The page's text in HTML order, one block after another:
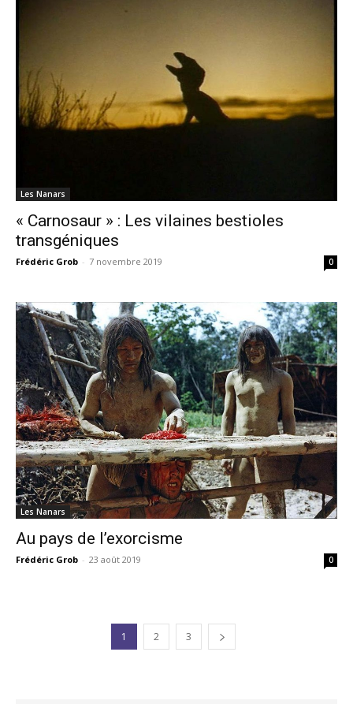
Les Nanars
« Carnosaur » : Les vilaines bestioles
transgéniques
Frédéric Grob - 7 novembre 2019 0
Les Nanars
Au pays de l’exorcisme
Frédéric Grob - 23 août 2019 0
1 2 3